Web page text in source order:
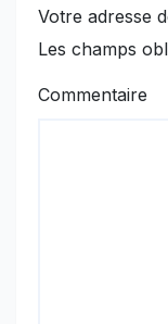
Votre adresse
Les champs
Commentaire